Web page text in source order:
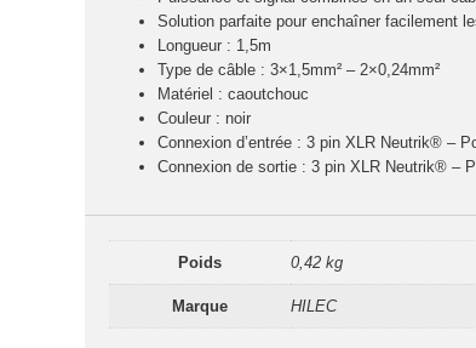
Solution parfaite pour enchaîner facilement
Longueur : 1,5m
Type de câble : 3×1,5mm² – 2×0,24mm²
Matériel : caoutchouc
Couleur : noir
Connexion d’entrée : 3 pin XLR Neutrik® –
Connexion de sortie : 3 pin XLR Neutrik® –
Poids 0,42 kg
Marque HILEC